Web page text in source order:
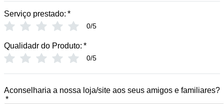
Serviço prestado: *
0/5
Qualidadr do Produto: *
0/5
Aconselharia a nossa loja/site aos seus amigos e familiares?
*